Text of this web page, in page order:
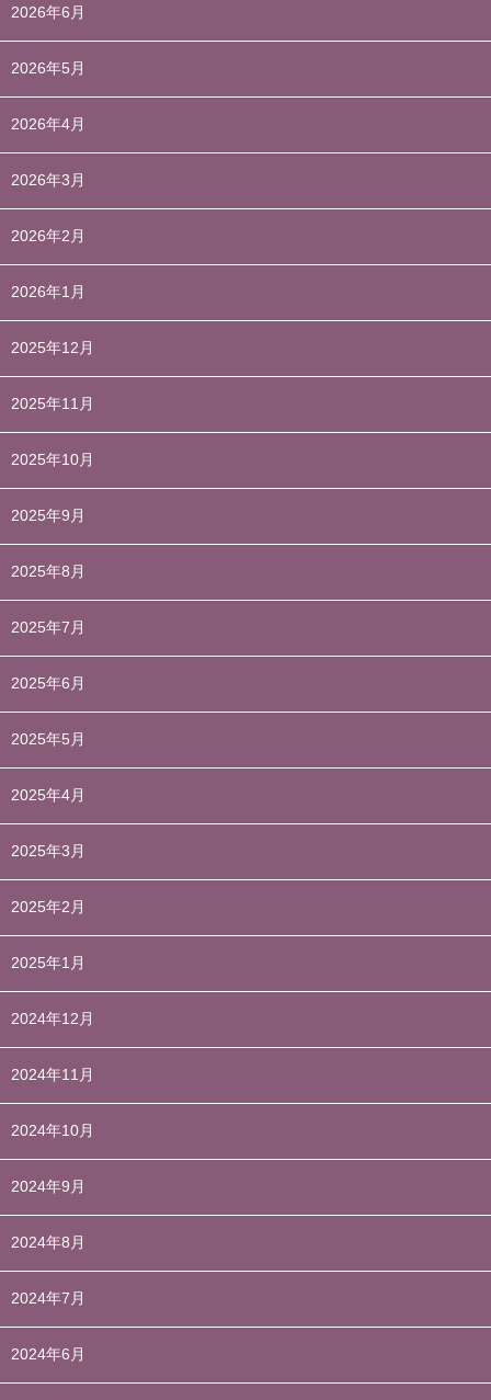
2026年6月
2026年5月
2026年4月
2026年3月
2026年2月
2026年1月
2025年12月
2025年11月
2025年10月
2025年9月
2025年8月
2025年7月
2025年6月
2025年5月
2025年4月
2025年3月
2025年2月
2025年1月
2024年12月
2024年11月
2024年10月
2024年9月
2024年8月
2024年7月
2024年6月